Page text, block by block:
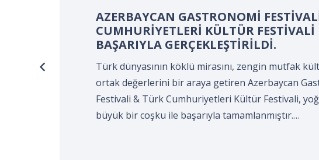
Devir Teslim ve Önlük Bağlama
Kocaeli Süleyman Demirel Kültür
KOCAELİ Aşçılar ve Turizmciler
tarafından gerçekleştirildi.
Turizm Haftası kapsamında düzenlenen *Kepçe
Önlük Bağlama Programı*, Kocaeli Süleyman
Merkezi’nde, Kocaeli Aşçılar ve Turizmciler
gerçekleştirildi. Kocaeli Aşçılar ve Turizmciler